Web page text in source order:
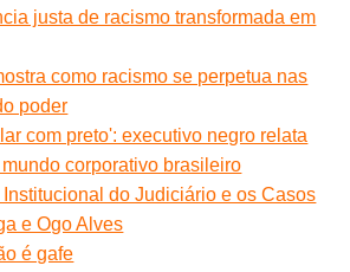
justa de racismo transformada em
como racismo se perpetua nas
poder
com preto': executivo negro relata
corporativo brasileiro
do Judiciário e os Casos
e Ogo Alves
é gafe